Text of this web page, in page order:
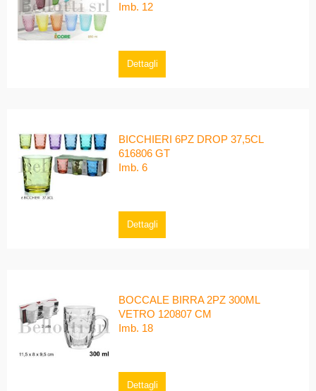
Imb. 12
Dettagli
BICCHIERI 6PZ DROP 37,5CL
616806 GT
Imb. 6
Dettagli
BOCCALE BIRRA 2PZ 300ML
VETRO 120807 CM
Imb. 18
Dettagli